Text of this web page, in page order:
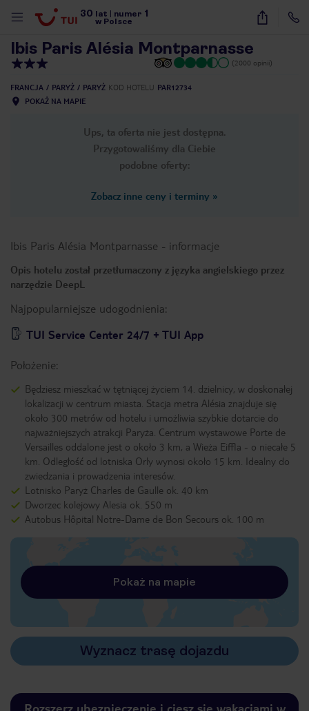
30 lat numer 1
w Polsce
40
Ibis Paris Alésia Montparnasse
(2000 opinii)
FRANCJA PARYŻ PARYŻ KOD HOTELU PAR12734
POKAŻ NA MAPIE
Ups, ta oferta nie jest dostępna.
Przygotowaliśmy dla Ciebie
podobne oferty:
Zobacz inne ceny i terminy »
Ibis Paris Alésia Montparnasse - informacje
Opis hotelu został przetłumaczony z języka angielskiego przez
narzędzie DeepL
Najpopularniejsze udogodnienia:
TUI Service Center 24/7 + TUI App
Położenie:
Będziesz mieszkać w tętniącej życiem 14. dzielnicy, w doskonałej
lokalizacji w centrum miasta. Stacja metra Alésia znajduje się
około 300 metrów od hotelu i umożliwia szybkie dotarcie do
najważniejszych atrakcji Paryża. Centrum wystawowe Porte de
Versailles oddalone jest o około 3 km, a Wieża Eiffla - o niecałe 5
km. Odległość od lotniska Orly wynosi około 15 km. Idealny do
zwiedzania i prowadzenia interesów.
Lotnisko Paryż Charles de Gaulle ok. 40 km
Dworzec kolejowy Alesia ok. 550 m
Autobus Hôpital Notre-Dame de Bon Secours ok. 100 m
Pokaż na mapie
Wyznacz trasę dojazdu